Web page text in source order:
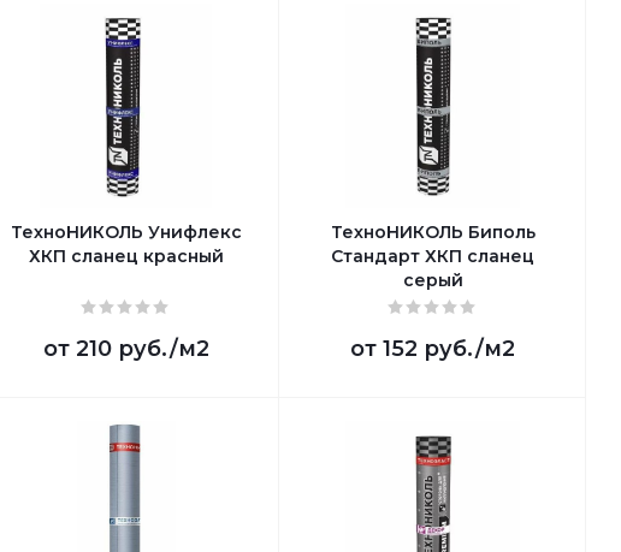
ТехноНИКОЛЬ Унифлекс
ХКП сланец красный
от 210 руб./м2
ТехноНИКОЛЬ Биполь
Стандарт ХКП сланец
серый
от 152 руб./м2